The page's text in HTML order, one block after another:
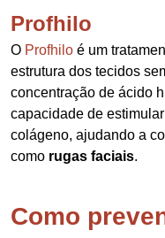
Profhilo
O Profhilo é um
estrutura dos tecidos
concentração de ácido
capacidade de
colágeno, ajudando a
como rugas faciais.
Como